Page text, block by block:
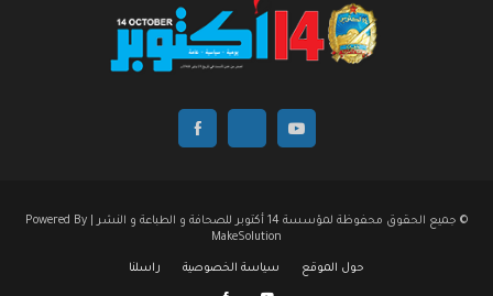
© جميع الحقوق محفوظة لمؤسسة 14 أكتوبر للصحافة و الطباعة و النشر | Powered By
MakeSolution
حول الموقع سياسة الخصوصية راسلنا